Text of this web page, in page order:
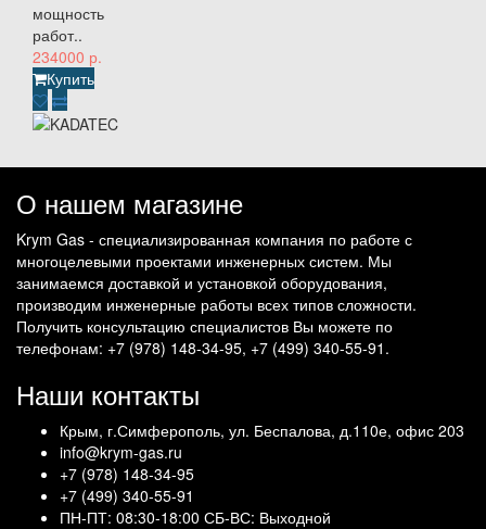
мощность
работ..
234000 р.
Купить
О нашем магазине
Krym Gas - специализированная компания по работе с
многоцелевыми проектами инженерных систем. Мы
занимаемся доставкой и установкой оборудования,
производим инженерные работы всех типов сложности.
Получить консультацию специалистов Вы можете по
телефонам: +7 (978) 148-34-95, +7 (499) 340-55-91.
Наши контакты
Крым, г.Симферополь, ул. Беспалова, д.110е, офис 203
info@krym-gas.ru
+7 (978) 148-34-95
+7 (499) 340-55-91 ​
ПН-ПТ: 08:30-18:00 СБ-ВС: Выходной